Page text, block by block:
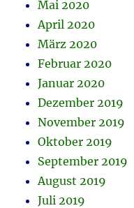
Mai 2020
April 2020
März 2020
Februar 2020
Januar 2020
Dezember 2019
November 2019
Oktober 2019
September 2019
August 2019
Juli 2019